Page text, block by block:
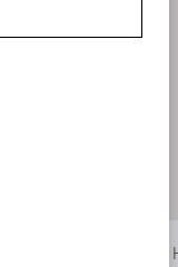
Roos Wit